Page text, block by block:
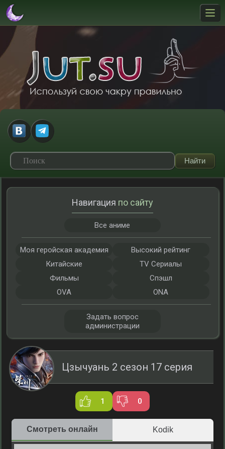
Цзычуань 2 сезон 17 серия
1 0
Смотреть онлайн Kodik
Навигация по сайту
Все аниме
Моя геройская академия
Высокий рейтинг
Китайские
TV Сериалы
Фильмы
Спэшл
OVA
ONA
Задать вопрос
администрации